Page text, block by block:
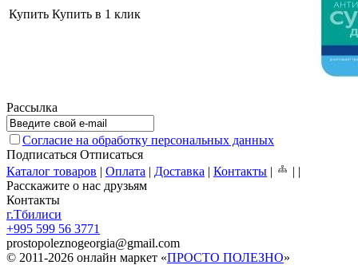
Купить Купить в 1 клик
Рассылка
Согласие на обработку персональных данных
Подписаться Отписаться
Каталог товаров | Оплата | Доставка | Контакты | | |
Расскажите о нас друзьям
Контакты
г.Тбилиси
+995 599 56 3771
prostopoleznogeorgia@gmail.com
© 2011-2026 онлайн маркет «ПРОСТО ПОЛЕЗНО»